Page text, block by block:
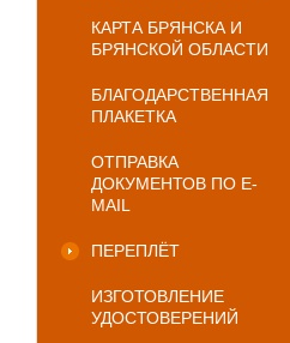
КАРТА БРЯНСКА И
БРЯНСКОЙ ОБЛАСТИ
БЛАГОДАРСТВЕННАЯ
ПЛАКЕТКА
ОТПРАВКА
ДОКУМЕНТОВ ПО E-
MAIL
ПЕРЕПЛЁТ
ИЗГОТОВЛЕНИЕ
УДОСТОВЕРЕНИЙ